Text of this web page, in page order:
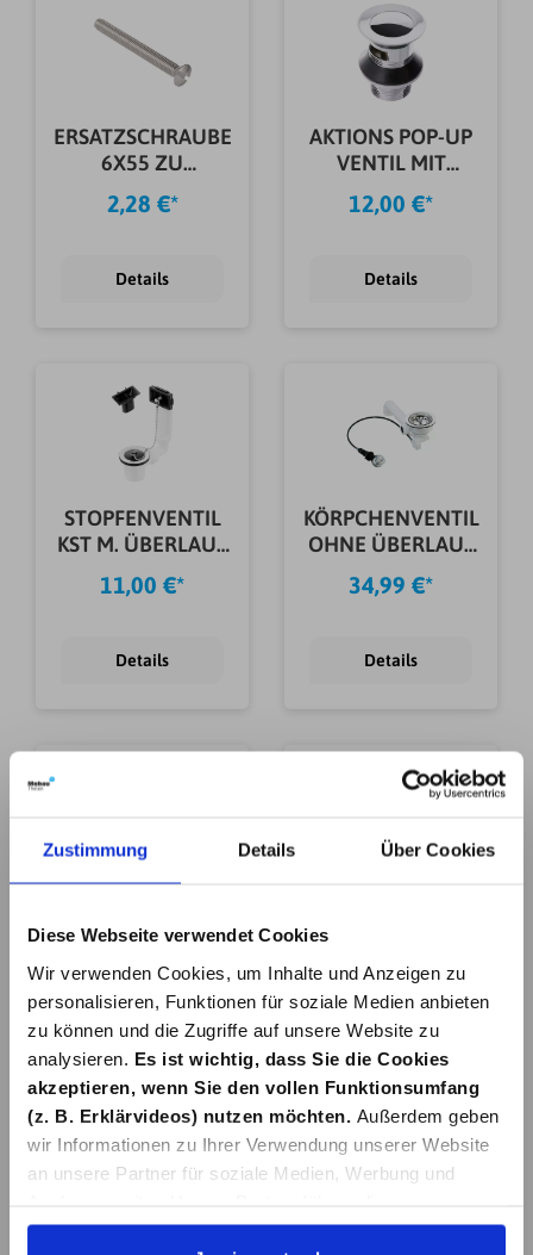
Zustimmung Details Über Cookies
Diese Webseite verwendet Cookies
Wir verwenden Cookies, um Inhalte und Anzeigen zu
personalisieren, Funktionen für soziale Medien anbieten
zu können und die Zugriffe auf unsere Website zu
analysieren. Es ist wichtig, dass Sie die Cookies
akzeptieren, wenn Sie den vollen Funktionsumfang
(z. B. Erklärvideos) nutzen möchten.
Außerdem geben
wir Informationen zu Ihrer Verwendung unserer Website
an unsere Partner für soziale Medien, Werbung und
Informationen möglicherweise mit weiteren Daten
ERSATZSCHRAUBE
6X55 ZU
UNIVENTIL
CHROM
2,28 €*
Details
AKTIONS POP-UP
VENTIL MIT
ÜBERLAUFSCHUT
Z
12,00 €*
Details
STOPFENVENTIL
KST M. ÜBERLAUF
11/2
11,00 €*
Details
KÖRPCHENVENTIL
OHNE ÜBERLAUF
G300254
34,99 €*
Details
SCHAFTVENTIL
VERCHR
27,99 €*
Details
1/4"
3,99 €*
Details